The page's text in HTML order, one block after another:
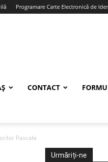
Programare Carte Electronică de
CONTACT
Pascale
Urmăriți-ne